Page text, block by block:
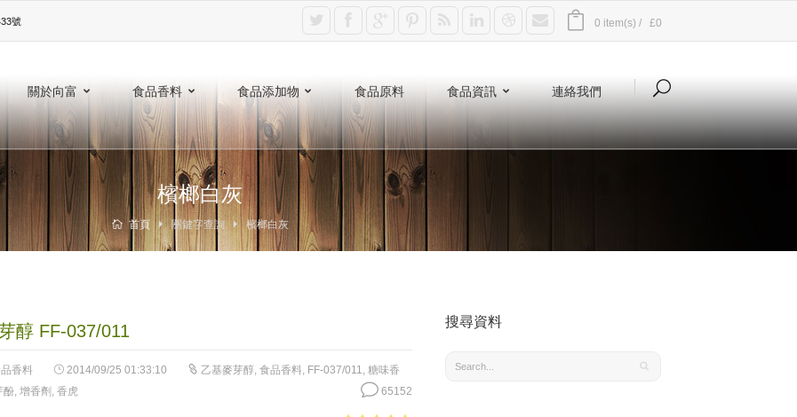
號‎ 0 item(s) / £0
關於向富 食品香料 食品添加物 食品原料 食品資訊 連絡我們
檳榔白灰
首頁 關鍵字查詢 檳榔白灰
醇 FF-037/011
香料 2014/09/25 01:33:10 乙基麥芽醇, 食品香料, FF-037/011, 糖味香
酚, 增香劑 , 香虎 65152
搜尋資料